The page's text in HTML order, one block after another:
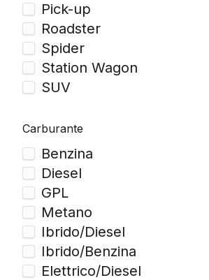
Pick-up
Roadster
Spider
Station Wagon
SUV
Carburante
Benzina
Diesel
GPL
Metano
Ibrido/Diesel
Ibrido/Benzina
Elettrico/Diesel